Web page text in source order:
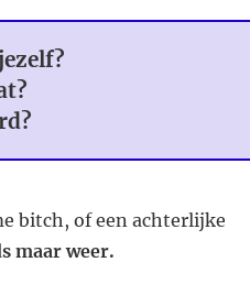
bitch, of een achterlijke
maar weer.